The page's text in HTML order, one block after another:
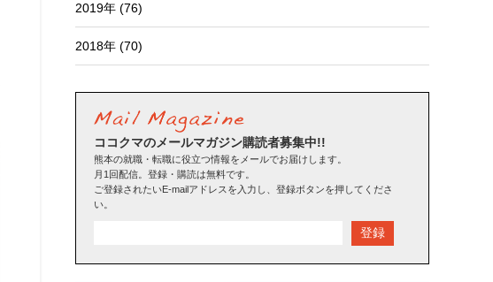
2019年 (76)
2018年 (70)
ココクマのメールマガジン購読者募集中!!
熊本の就職・転職に役立つ情報をメールでお届けします。
月1回配信。登録・購読は無料です。
ご登録されたいE-mailアドレスを入力し、登録ボタンを押してくださ
い。
登録